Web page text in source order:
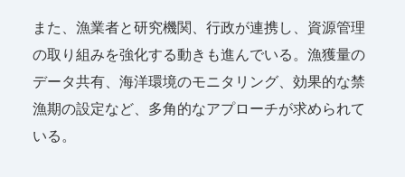
また、漁業者と研究機関、行政が連携し、資源管理
の取り組みを強化する動きも進んでいる。漁獲量の
データ共有、海洋環境のモニタリング、効果的な禁
漁期の設定など、多角的なアプローチが求められて
いる。